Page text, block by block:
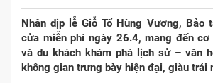
Nhân dịp lễ Giỗ Tổ Hùng Vương, Bảo
cửa miễn phí ngày 26.4, mang đến
và du khách khám phá lịch sử – văn
không gian trưng bày hiện đại, giàu trải